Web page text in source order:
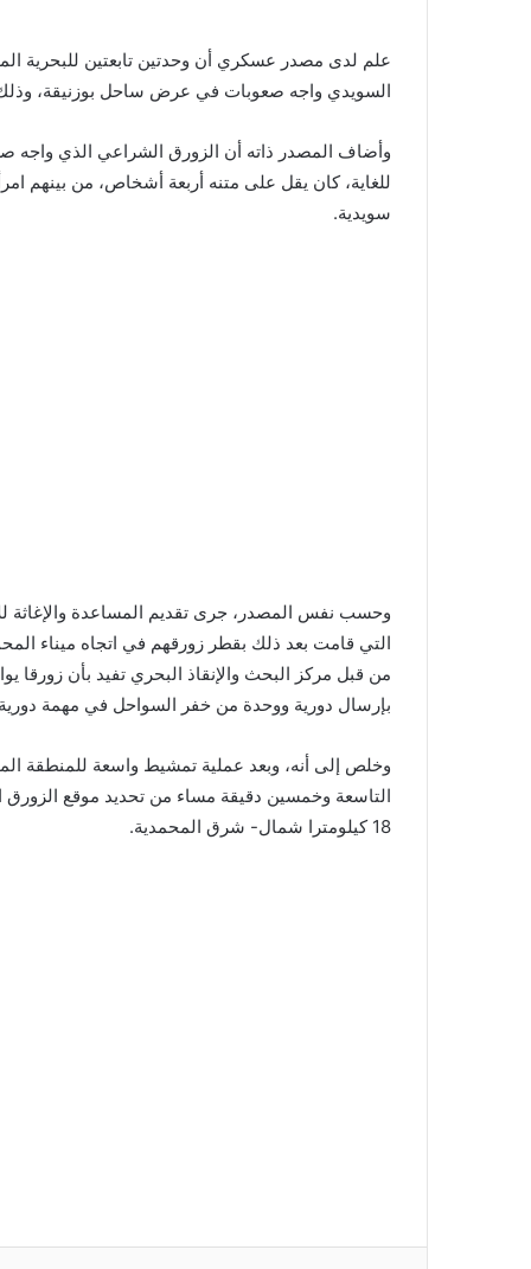
علم لدى مصدر عسكري أن وحدتين تابعتين للبحرية
السويدي واجه صعوبات في عرض ساحل بوزنيقة، وذلك
وأضاف المصدر ذاته أن الزورق الشراعي الذي
للغاية، كان يقل على متنه أربعة أشخاص، من بينهم
سويدية.
وحسب نفس المصدر، جرى تقديم المساعدة والإغاثة
التي قامت بعد ذلك بقطر زورقهم في اتجاه ميناء
من قبل مركز البحث والإنقاذ البحري تفيد بأن زورقا
بإرسال دورية ووحدة من خفر السواحل في مهمة
وخلص إلى أنه، وبعد عملية تمشيط واسعة للمنطقة
التاسعة وخمسين دقيقة مساء من تحديد موقع
18 كيلومترا شمال- شرق المحمدية.